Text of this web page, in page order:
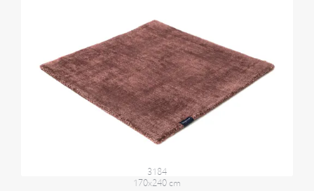
3184
170x240 cm